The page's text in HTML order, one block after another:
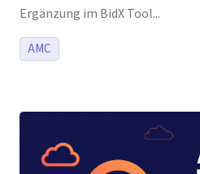
Ergänzung im BidX Tool...
AMC